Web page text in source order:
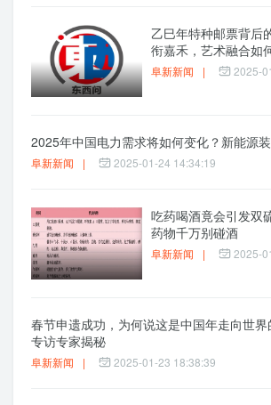
乙巳年特种邮票背后
衔嘉禾，艺术融合如
阜新新闻 | 2025-
2025年中国电力需求将如何变化？新能源
阜新新闻 | 2025-01-24 14:34:19
吃药喝酒竟会引发双
药物千万别碰酒
阜新新闻 | 2025-
春节申遗成功，为何说这是中国年走向世
专访专家揭秘
阜新新闻 | 2025-01-23 18:38:39